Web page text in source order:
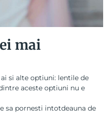
mai
si alte optiuni: lentile de
aceste optiuni nu e
sa pornesti intotdeauna de